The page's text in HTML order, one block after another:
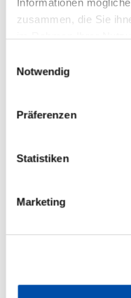
zusammen, die Sie
Notwendig
Präferenzen
Statistiken
Marketing
Day:Thursday,
Events found : 1
Bau- und